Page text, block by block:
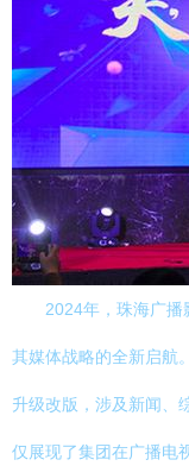
2024年，珠海广
其媒体战略的全新启航
升级改版，涉及新闻、
仅展现了集团在广播电